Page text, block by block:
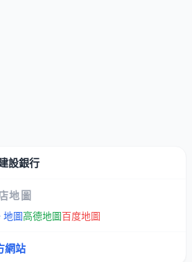
設銀行
地圖
地圖高德地圖百度地圖
網站